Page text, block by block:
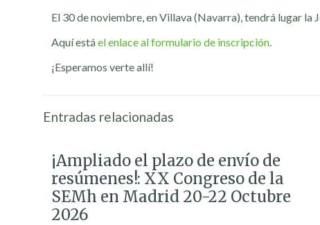
El 30 de noviembre, en Villava (Navarra), tendrá lugar la
Aquí estáel enlace al formulario de inscripción.
¡Esperamos verte allí!
Entradas relacionadas
¡Ampliado el plazo de envío de
resúmenes!: XX Congreso de la
SEMh en Madrid 20-22 Octubre
2026